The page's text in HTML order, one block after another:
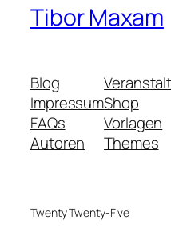
Tibor Maxam
Blog
Impressum
FAQs
Autoren
Shop
Vorlagen
Themes
Twenty Twenty-Five